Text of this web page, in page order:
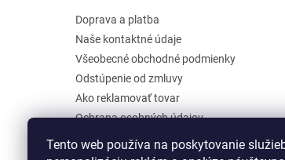
Tento web používa na poskytovanie
Doprava a platba
Naše kontaktné údaje
Všeobecné obchodné podmienky
Odstúpenie od zmluvy
Ako reklamovať tovar
Ochrana osobných údajov